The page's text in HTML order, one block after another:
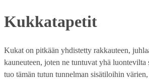
Kukkatapetit
Kukat on pitkään yhdistetty rakkauteen,
kauneuteen, joten ne tuntuvat yhä
tuo tämän tutun tunnelman sisätiloihin